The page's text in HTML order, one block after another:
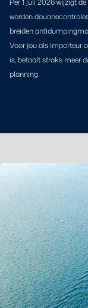
Per 1 juli 2026 wijzigt
worden
breiden
Voor jou als importeur
is, betaalt straks meer
planning.